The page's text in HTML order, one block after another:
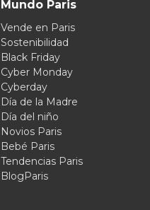
Mundo Paris
Vende en Paris
Sostenibilidad
Black Friday
Cyber Monday
Cyberday
Día de la Madre
Día del niño
Novios Paris
Bebé Paris
Tendencias Paris
BlogParis